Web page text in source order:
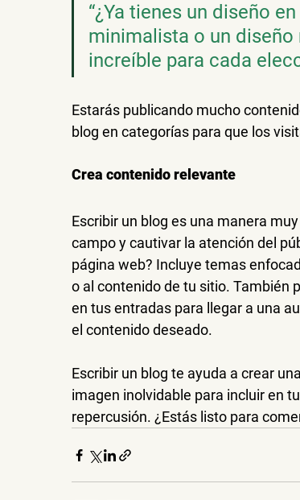
“¿Ya tienes un diseño
minimalista o un
increíble para cada
Estarás publicando mucho
blog en categorías para que los
Crea contenido relevante
Escribir un blog es una manera
campo y cautivar la atención del
página web? Incluye temas
o al contenido de tu sitio. También
en tus entradas para llegar a una
el contenido deseado.
Escribir un blog te ayuda a crear
imagen inolvidable para incluir en
repercusión. ¿Estás listo para